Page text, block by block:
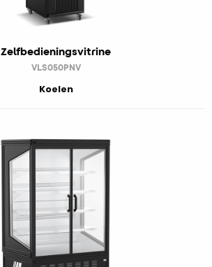
Zelfbedieningsvitrine
VLS050PNV
Koelen